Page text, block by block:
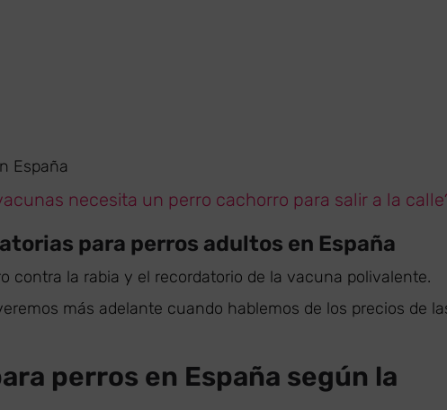
España
necesita un perro cachorro para salir a la
para perros adultos en España
contra la rabia y el recordatorio de la vacuna polivalente.
más adelante cuando hablemos de los precios de
perros en España según la